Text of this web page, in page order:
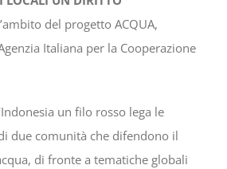
del progetto ACQUA,
Italiana per la Cooperazione
un filo rosso lega le
due comunità che difendono il
di fronte a tematiche globali